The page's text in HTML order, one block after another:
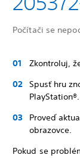
Počítači se
Zkontroluj,
Spusť hru
PlayStation®.
Proveď
obrazovce.
Pokud se